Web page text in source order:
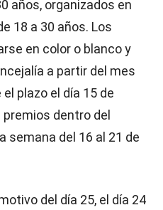
años, organizados en
18 a 30 años. Los
en color o blanco y
a partir del mes
plazo el día 15 de
dentro del
semana del 16 al 21 de
del día 25, el día 24